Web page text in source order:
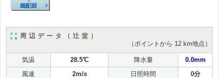
周辺データ（辻堂）
（ポイントから 12 km地点）
気温 28.5℃ 降水量
0.0mm
風速
2m/s 日照時間 0分